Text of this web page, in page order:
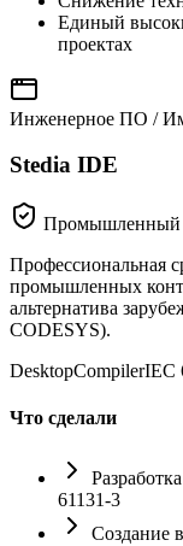
Единый
проектах
Инженерное ПО /
Stedia IDE
Промышленный
Профессиональная
промышленных
альтернатива
CODESYS).
DesktopCompilerIEC
Что сделали
61131-3
Создание